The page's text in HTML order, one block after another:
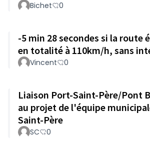
Bichet 0
-5 min 28 secondes si la route
en totalité à 110km/h, sans
Vincent 0
Liaison Port-Saint-Père/Pont
au projet de l'équipe
Saint-Père
SC 0